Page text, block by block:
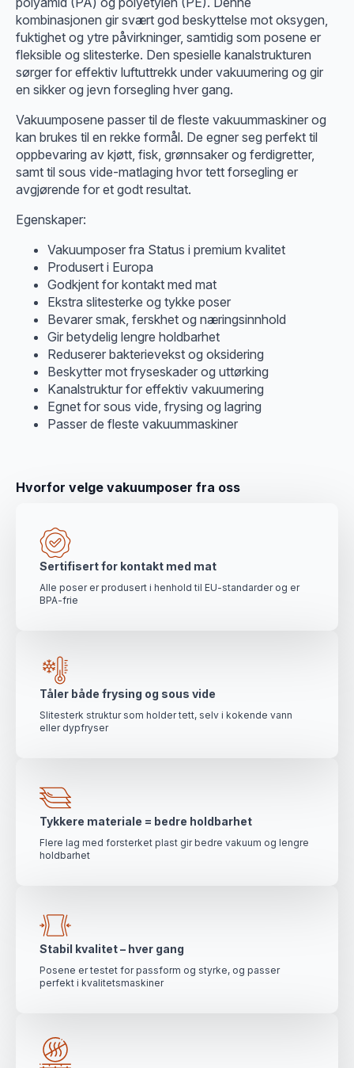
kombinasjonen gir svært god beskyttelse mot oksygen,
fuktighet og ytre påvirkninger, samtidig som posene er
fleksible og slitesterke. Den spesielle kanalstrukturen
sørger for effektiv luftuttrekk under vakuumering og gir
en sikker og jevn forsegling hver gang.
Vakuumposene passer til de fleste vakuummaskiner og
kan brukes til en rekke formål. De egner seg perfekt til
oppbevaring av kjøtt, fisk, grønnsaker og ferdigretter,
samt til sous vide-matlaging hvor tett forsegling er
avgjørende for et godt resultat.
Egenskaper:
Vakuumposer fra Status i premium kvalitet
Produsert i Europa
Godkjent for kontakt med mat
Ekstra slitesterke og tykke poser
Bevarer smak, ferskhet og næringsinnhold
Gir betydelig lengre holdbarhet
Reduserer bakterievekst og oksidering
Beskytter mot fryseskader og uttørking
Kanalstruktur for effektiv vakuumering
Egnet for sous vide, frysing og lagring
Passer de fleste vakuummaskiner
Hvorfor velge vakuumposer fra oss
Sertifisert for kontakt med mat
Alle poser er produsert i henhold til EU-standarder og er
BPA-frie
Tåler både frysing og sous vide
Slitesterk struktur som holder tett, selv i kokende vann
eller dypfryser
Tykkere materiale = bedre holdbarhet
Flere lag med forsterket plast gir bedre vakuum og lengre
holdbarhet
Stabil kvalitet – hver gang
Posene er testet for passform og styrke, og passer
perfekt i kvalitetsmaskiner